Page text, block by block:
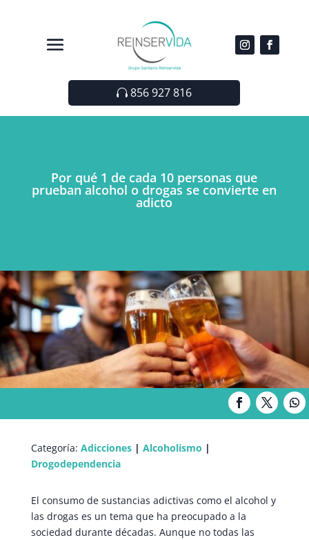
856 927 816
Por qué 1 de cada 10 personas que
prueban alcohol o drogas se convierte en
adicto
Categoría: Adicciones| Alcoholismo |
Drogodependencia
El consumo de sustancias adictivas como el alcohol y
las drogas es un tema que ha preocupado a la
sociedad durante décadas. Aunque no todas las